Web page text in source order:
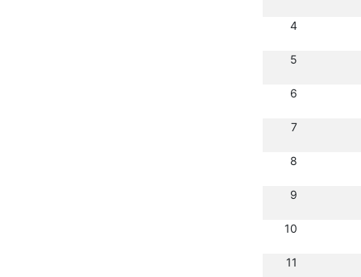
4
5
6
7
8
9
10
11